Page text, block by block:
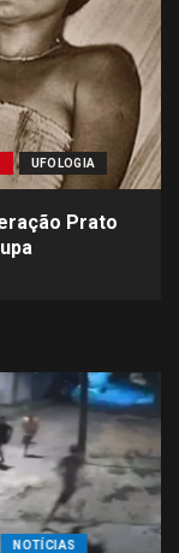
UFOLOGIA
Prato